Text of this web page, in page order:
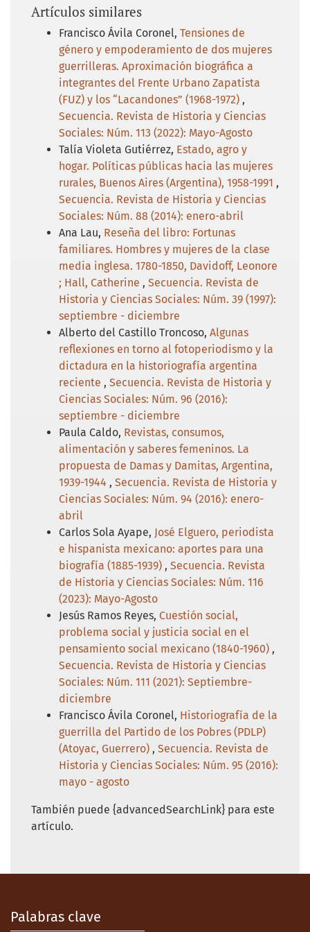
Artículos similares
Francisco Ávila Coronel, Tensiones de
género y empoderamiento de dos mujeres
guerrilleras. Aproximación biográfica a
integrantes del Frente Urbano Zapatista
(FUZ) y los “Lacandones” (1968-1972) ,
Secuencia. Revista de Historia y Ciencias
Sociales: Núm. 113 (2022): Mayo-Agosto
Talía Violeta Gutiérrez, Estado, agro y
hogar. Políticas públicas hacia las mujeres
rurales, Buenos Aires (Argentina), 1958-1991 ,
Secuencia. Revista de Historia y Ciencias
Sociales: Núm. 88 (2014): enero-abril
Ana Lau, Reseña del libro: Fortunas
familiares. Hombres y mujeres de la clase
media inglesa. 1780-1850, Davidoff, Leonore
; Hall, Catherine , Secuencia. Revista de
Historia y Ciencias Sociales: Núm. 39 (1997):
septiembre - diciembre
Alberto del Castillo Troncoso, Algunas
reflexiones en torno al fotoperiodismo y la
dictadura en la historiografía argentina
reciente , Secuencia. Revista de Historia y
Ciencias Sociales: Núm. 96 (2016):
septiembre - diciembre
Paula Caldo, Revistas, consumos,
alimentación y saberes femeninos. La
propuesta de Damas y Damitas, Argentina,
1939-1944 , Secuencia. Revista de Historia y
Ciencias Sociales: Núm. 94 (2016): enero-
abril
Carlos Sola Ayape, José Elguero, periodista
e hispanista mexicano: aportes para una
biografía (1885-1939) , Secuencia. Revista
de Historia y Ciencias Sociales: Núm. 116
(2023): Mayo-Agosto
Jesús Ramos Reyes, Cuestión social,
problema social y justicia social en el
pensamiento social mexicano (1840-1960) ,
Secuencia. Revista de Historia y Ciencias
Sociales: Núm. 111 (2021): Septiembre-
diciembre
Francisco Ávila Coronel, Historiografía de la
guerrilla del Partido de los Pobres (PDLP)
(Atoyac, Guerrero) , Secuencia. Revista de
Historia y Ciencias Sociales: Núm. 95 (2016):
mayo - agosto
También puede {advancedSearchLink} para este
artículo.
Palabras clave